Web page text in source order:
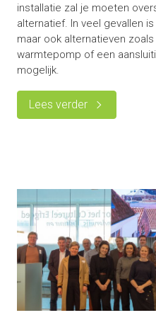
installatie zal je moeten
alternatief. In veel gevallen
maar ook alternatieven
warmtepomp of een
mogelijk.
Lees verder